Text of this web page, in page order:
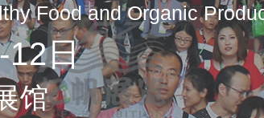
Food and Organic
12日
馆